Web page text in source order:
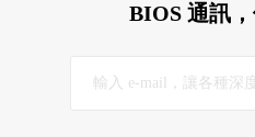
BIOS 通訊